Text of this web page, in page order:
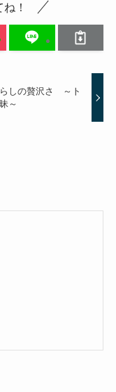
！
しの贅沢さ ～ト
～